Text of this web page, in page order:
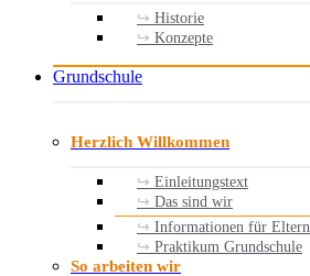
Historie
Konzepte
Grundschule
Herzlich Willkommen
Einleitungstext
Das sind wir
Informationen für Eltern
Praktikum Grundschule
So arbeiten wir